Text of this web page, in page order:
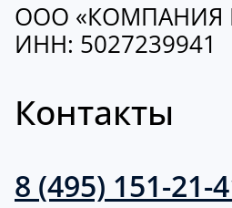
ООО «КОМПАНИЯ
ИНН: 5027239941
Контакты
8 (495) 151-21-